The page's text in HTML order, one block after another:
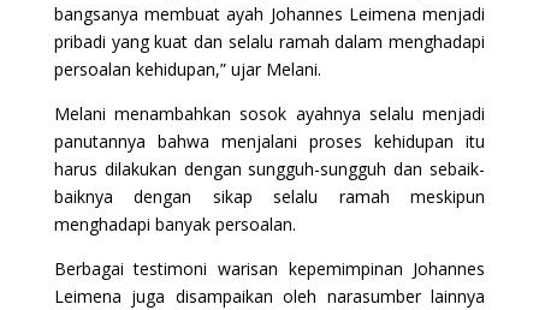
bangsanya membuat ayah Johannes Leimena menjadi
pribadi yang kuat dan selalu ramah dalam menghadapi
persoalan kehidupan,” ujar Melani.
Melani menambahkan sosok ayahnya selalu menjadi
panutannya bahwa menjalani proses kehidupan itu
harus dilakukan dengan sungguh-sungguh dan sebaik-
baiknya dengan sikap selalu ramah meskipun
menghadapi banyak persoalan.
Berbagai testimoni warisan kepemimpinan Johannes
Leimena juga disampaikan oleh narasumber lainnya